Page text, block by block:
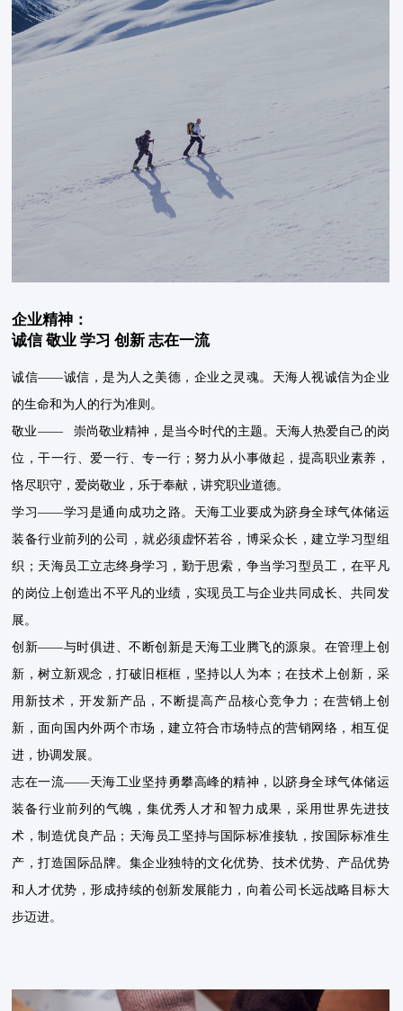
企业精神：
诚信 敬业 学习 创新 志在一流
诚信——诚信，是为人之美德，企业之灵魂。天海人视诚信为企业
的生命和为人的行为准则。
敬业—— 崇尚敬业精神，是当今时代的主题。天海人热爱自己的岗
位，干一行、爱一行、专一行；努力从小事做起，提高职业素养，
恪尽职守，爱岗敬业，乐于奉献，讲究职业道德。
学习——学习是通向成功之路。天海工业要成为跻身全球气体储运
装备行业前列的公司，就必须虚怀若谷，博采众长，建立学习型组
织；天海员工立志终身学习，勤于思索，争当学习型员工，在平凡
的岗位上创造出不平凡的业绩，实现员工与企业共同成长、共同发
展。
创新——与时俱进、不断创新是天海工业腾飞的源泉。在管理上创
新，树立新观念，打破旧框框，坚持以人为本；在技术上创新，采
用新技术，开发新产品，不断提高产品核心竞争力；在营销上创
新，面向国内外两个市场，建立符合市场特点的营销网络，相互促
进，协调发展。
志在一流——天海工业坚持勇攀高峰的精神，以跻身全球气体储运
装备行业前列的气魄，集优秀人才和智力成果，采用世界先进技
术，制造优良产品；天海员工坚持与国际标准接轨，按国际标准生
产，打造国际品牌。集企业独特的文化优势、技术优势、产品优势
和人才优势，形成持续的创新发展能力，向着公司长远战略目标大
步迈进。